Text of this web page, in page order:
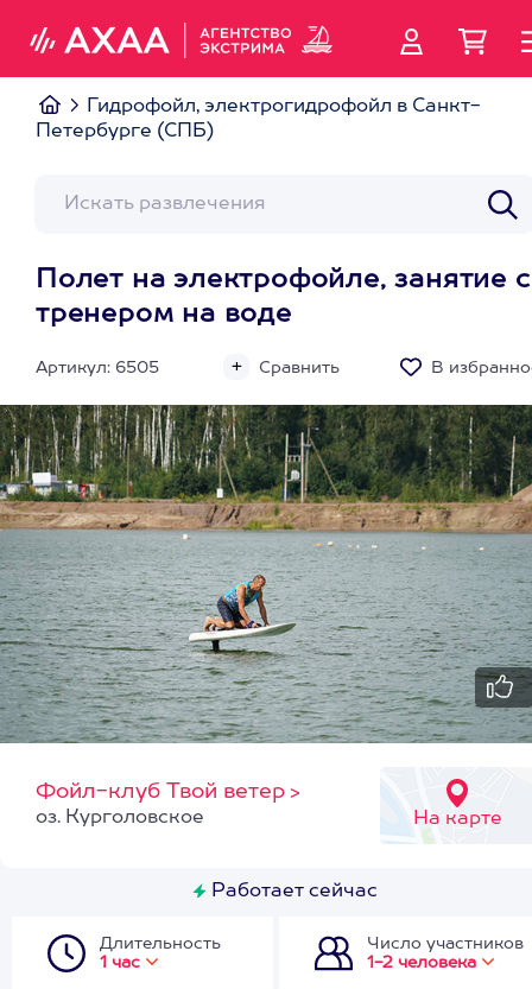
Гидрофойл, электрогидрофойл в Санкт-
Петербурге (СПБ)
Полет на электрофойле, занятие с
тренером на воде
Артикул: 6505 Сравнить В
Фойл-клуб Твой ветер >
На карте
оз. Курголовское
Работает сейчас
Длительность
1 час
Число участников
1-2 человека